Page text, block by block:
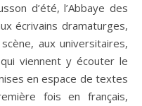
d’été, l’Abbaye des
écrivains dramaturges,
aux universitaires,
qui viennent y écouter le
en espace de textes
fois en français,